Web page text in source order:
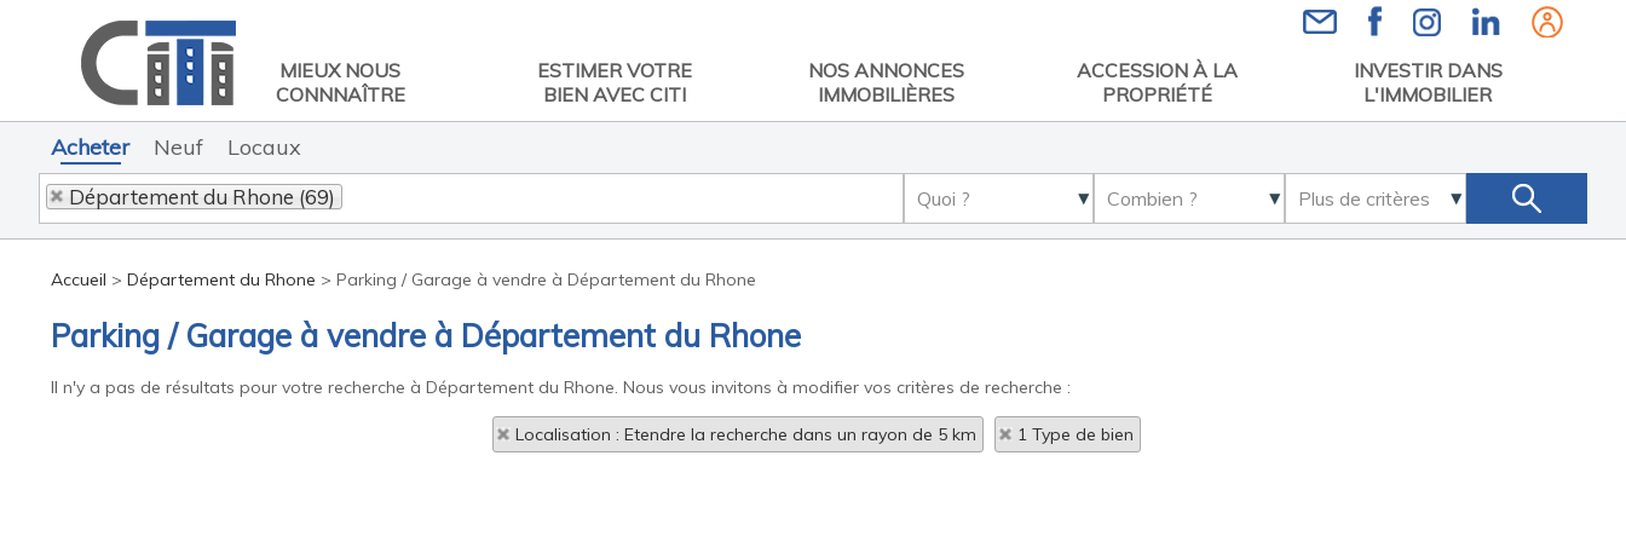
MIEUX NOUS
CONNNAÎTRE
ESTIMER VOTRE
BIEN AVEC CITI
NOS ANNONCES
IMMOBILIÈRES
ACCESSION À LA
PROPRIÉTÉ
INVESTIR DANS
L'IMMOBILIER
Acheter Neuf Locaux
Département du Rhone (69)
Accueil > Département du Rhone > Parking / Garage à vendre à Département du Rhone
Parking / Garage à vendre à Département du Rhone
Il n'y a pas de résultats pour votre recherche à Département du Rhone. Nous vous invitons à modifier vos critères de recherche :
Localisation : Etendre la recherche dans un rayon de 5 km 1 Type de bien